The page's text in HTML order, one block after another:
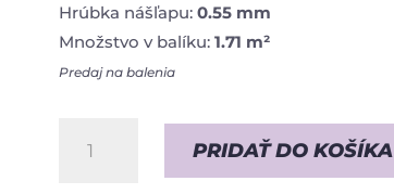
Hrúbka nášľapu: 0.55 mm
Množstvo v balíku: 1.71 m²
Predaj na balenia
PRIDAŤ DO KOŠÍKA